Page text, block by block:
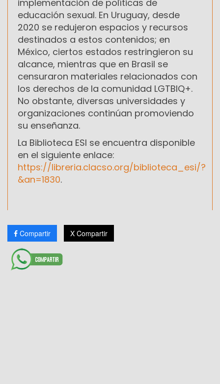
implementación de políticas de
educación sexual. En Uruguay, desde
2020 se redujeron espacios y recursos
destinados a estos contenidos; en
México, ciertos estados restringieron su
alcance, mientras que en Brasil se
censuraron materiales relacionados con
los derechos de la comunidad LGTBIQ+.
No obstante, diversas universidades y
organizaciones continúan promoviendo
su enseñanza.
La Biblioteca ESI se encuentra disponible
en el siguiente enlace:
https://libreria.clacso.org/biblioteca_esi/?
&an=1830.
Compartir X Compartir